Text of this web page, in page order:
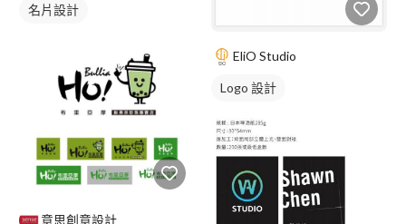
名片設計
意思創意設計
EliO Studio
Logo 設計